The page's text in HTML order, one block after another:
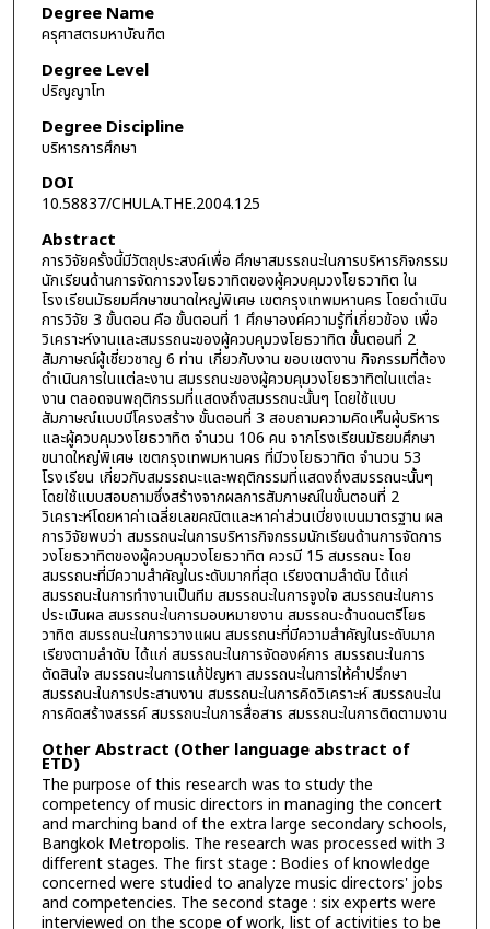
Degree Name
ครุศาสตรมหาบัณฑิต
Degree Level
ปริญญาโท
Degree Discipline
บริหารการศึกษา
DOI
10.58837/CHULA.THE.2004.125
Abstract
การวิจัยครั้งนี้มีวัตถุประสงค์เพื่อ ศึกษาสมรรถนะในการบริหารกิจกรรม
นักเรียนด้านการจัดการวงโยธวาทิตของผู้ควบคุมวงโยธวาทิต ใน
โรงเรียนมัธยมศึกษาขนาดใหญ่พิเศษ เขตกรุงเทพมหานคร โดยดำเนิน
การวิจัย 3 ขั้นตอน คือ ขั้นตอนที่ 1 ศึกษาองค์ความรู้ที่เกี่ยวข้อง เพื่อ
วิเคราะห์งานและสมรรถนะของผู้ควบคุมวงโยธวาทิต ขั้นตอนที่ 2
สัมภาษณ์ผู้เชี่ยวชาญ 6 ท่าน เกี่ยวกับงาน ขอบเขตงาน กิจกรรมที่ต้อง
ดำเนินการในแต่ละงาน สมรรถนะของผู้ควบคุมวงโยธวาทิตในแต่ละ
งาน ตลอดจนพฤติกรรมที่แสดงถึงสมรรถนะนั้นๆ โดยใช้แบบ
สัมภาษณ์แบบมีโครงสร้าง ขั้นตอนที่ 3 สอบถามความคิดเห็นผู้บริหาร
และผู้ควบคุมวงโยธวาทิต จำนวน 106 คน จากโรงเรียนมัธยมศึกษา
ขนาดใหญ่พิเศษ เขตกรุงเทพมหานคร ที่มีวงโยธวาทิต จำนวน 53
โรงเรียน เกี่ยวกับสมรรถนะและพฤติกรรมที่แสดงถึงสมรรถนะนั้นๆ
โดยใช้แบบสอบถามซึ่งสร้างจากผลการสัมภาษณ์ในขั้นตอนที่ 2
วิเคราะห์โดยหาค่าเฉลี่ยเลขคณิตและหาค่าส่วนเบี่ยงเบนมาตรฐาน ผล
การวิจัยพบว่า สมรรถนะในการบริหารกิจกรรมนักเรียนด้านการจัดการ
วงโยธวาทิตของผู้ควบคุมวงโยธวาทิต ควรมี 15 สมรรถนะ โดย
สมรรถนะที่มีความสำคัญในระดับมากที่สุด เรียงตามลำดับ ได้แก่
สมรรถนะในการทำงานเป็นทีม สมรรถนะในการจูงใจ สมรรถนะในการ
ประเมินผล สมรรถนะในการมอบหมายงาน สมรรถนะด้านดนตรีโยธ
วาทิต สมรรถนะในการวางแผน สมรรถนะที่มีความสำคัญในระดับมาก
เรียงตามลำดับ ได้แก่ สมรรถนะในการจัดองค์การ สมรรถนะในการ
ตัดสินใจ สมรรถนะในการแก้ปัญหา สมรรถนะในการให้คำปรึกษา
สมรรถนะในการประสานงาน สมรรถนะในการคิดวิเคราะห์ สมรรถนะใน
การคิดสร้างสรรค์ สมรรถนะในการสื่อสาร สมรรถนะในการติดตามงาน
Other Abstract (Other language abstract of
ETD)
The purpose of this research was to study the
competency of music directors in managing the concert
and marching band of the extra large secondary schools,
Bangkok Metropolis. The research was processed with 3
different stages. The first stage : Bodies of knowledge
concerned were studied to analyze music directors' jobs
and competencies. The second stage : six experts were
interviewed on the scope of work, list of activities to be